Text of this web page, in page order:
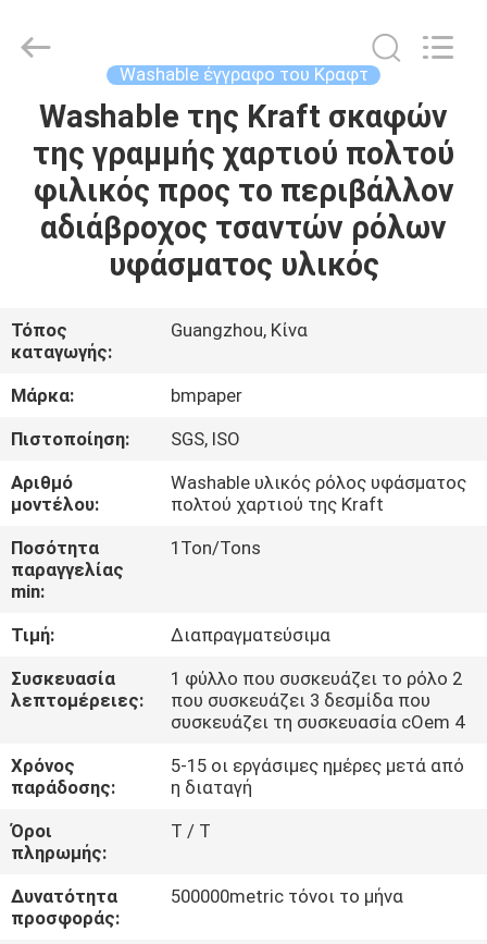
ΣΠΊΤΙ
ΠΡΟΪΌΝΤΑ
ΣΧΕΤΙΚΆ
ΕΜΆΣ
ΕΠΙΣΚΕΨΉ
ΕΡΓΟΣΤΑΣΊΟΥ
ΈΛΕΓΧΟΣ
ΠΟΙΌΤΗΤΑΣ
ΜΑΖΊ
ΜΑΣ
ΕΙΔΉΣΕΙΣ
ΥΠΟΘΈΣΕΙΣ
SITEMAP
BMPAPER
CO.,LTD.
Washable έγγραφο του Κραφτ
Washable της Kraft σκαφών
της γραμμής χαρτιού πολτού
φιλικός προς το περιβάλλον
αδιάβροχος τσαντών ρόλων
υφάσματος υλικός
Τόπος
καταγωγής:
Guangzhou, Κίνα
Μάρκα:
bmpaper
Πιστοποίηση:
SGS, ISO
Αριθμό
μοντέλου:
Washable υλικός ρόλος υφάσματος
πολτού χαρτιού της Kraft
Ποσότητα
παραγγελίας
min:
1Ton/Tons
Τιμή:
Διαπραγματεύσιμα
Συσκευασία
λεπτομέρειες:
1 φύλλο που συσκευάζει το ρόλο 2
που συσκευάζει 3 δεσμίδα που
συσκευάζει τη συσκευασία cOem 4
Χρόνος
παράδοσης:
5-15 οι εργάσιμες ημέρες μετά από
η διαταγή
Όροι
πληρωμής:
T / T
Δυνατότητα
προσφοράς:
500000metric τόνοι το μήνα